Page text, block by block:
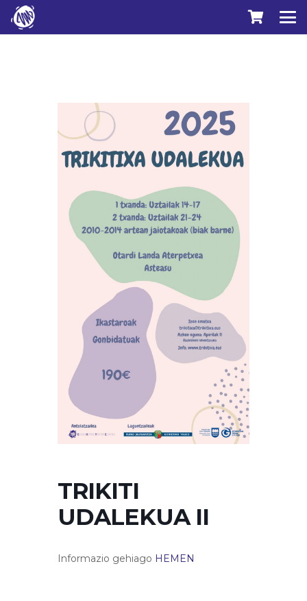
TRIKITI
UDALEKUA II
Informazio gehiago HEMEN